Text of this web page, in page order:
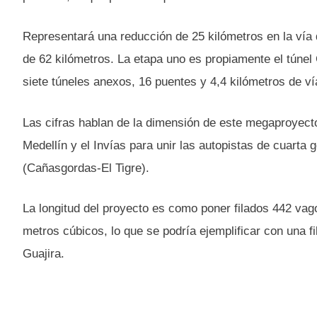
Representará una reducción de 25 kilómetros en la
de 62 kilómetros. La etapa uno es propiamente el
siete túneles anexos, 16 puentes y 4,4 kilómetros de
Las cifras hablan de la dimensión de este
Medellín y el Invías para unir las autopistas de cuarta
(Cañasgordas-El Tigre).
La longitud del proyecto es como poner filados 442
metros cúbicos, lo que se podría ejemplificar con una
Guajira.